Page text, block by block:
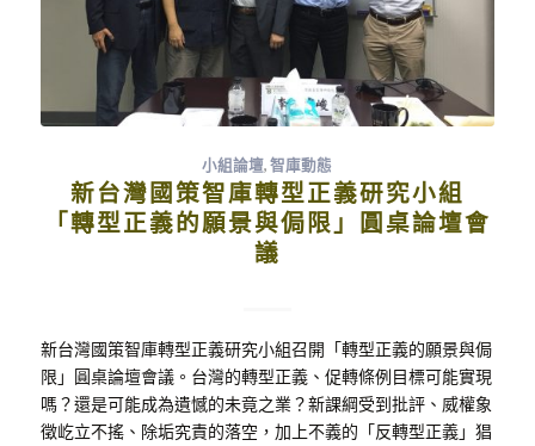
小組論壇,智庫動態
新台灣國策智庫轉型正義研究小組
「轉型正義的願景與侷限」圓桌論壇會
議
新台灣國策智庫轉型正義研究小組召開「轉型正義的願景與侷
限」圓桌論壇會議。台灣的轉型正義、促轉條例目標可能實現
嗎？還是可能成為遺憾的未竟之業？新課綱受到批評、威權象
徵屹立不搖、除垢究責的落空，加上不義的「反轉型正義」猖